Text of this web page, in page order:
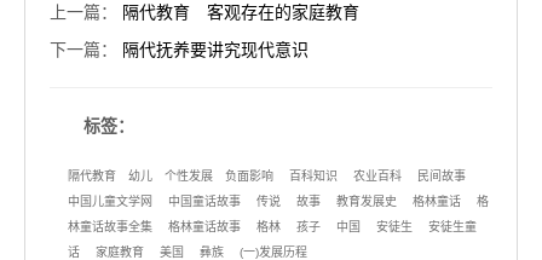
上一篇：
隔代教育 客观存在的家庭教育
下一篇： 隔代抚养要讲究现代意识
标签：
隔代教育 幼儿 个性发展 负面影响 百科知识 农业百科
民间故事
中国儿童文学网
中国童话故事 传说 故事 教育发展史 格林童话
格
林童话故事全集
格林童话故事 格林 孩子 中国 安徒生
安徒生童
话
家庭教育 美国 彝族 (一)发展历程